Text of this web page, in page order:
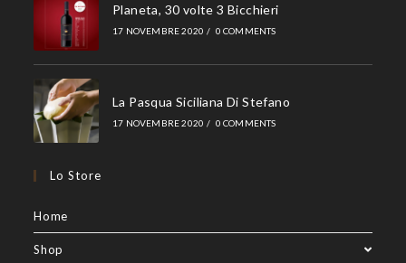
Planeta, 30 volte 3 Bicchieri
17 NOVEMBRE 2020 / 0 COMMENTS
La Pasqua Siciliana Di Stefano
17 NOVEMBRE 2020 / 0 COMMENTS
Lo Store
Home
Shop